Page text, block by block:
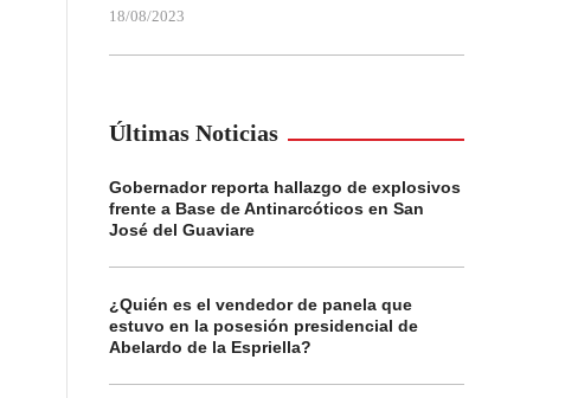
18/08/2023
Últimas Noticias
Gobernador reporta hallazgo de explosivos
frente a Base de Antinarcóticos en San
José del Guaviare
¿Quién es el vendedor de panela que
estuvo en la posesión presidencial de
Abelardo de la Espriella?